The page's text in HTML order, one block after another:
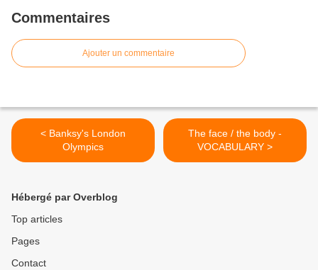
Commentaires
Ajouter un commentaire
< Banksy's London
Olympics
The face / the body -
VOCABULARY >
Hébergé par Overblog
Top articles
Pages
Contact